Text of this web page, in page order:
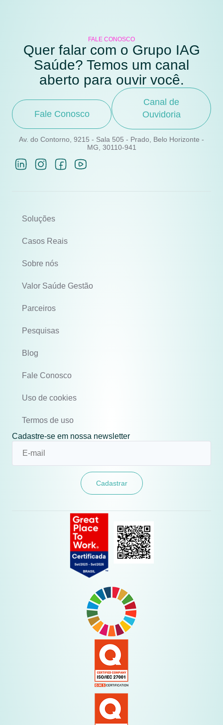
FALE CONOSCO
Quer falar com o Grupo IAG
Saúde? Temos um canal
aberto para ouvir você.
Fale Conosco
Canal de
Ouvidoria
Av. do Contorno, 9215 - Sala 505 - Prado, Belo Horizonte -
MG, 30110-941
Soluções
Casos Reais
Sobre nós
Valor Saúde Gestão
Parceiros
Pesquisas
Blog
Fale Conosco
Uso de cookies
Termos de uso
Cadastre-se em nossa newsletter
Cadastrar